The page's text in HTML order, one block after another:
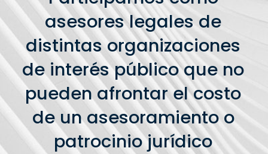
asesores legales de
distintas organizaciones
de interés público que no
pueden afrontar el costo
de un asesoramiento o
patrocinio jurídico